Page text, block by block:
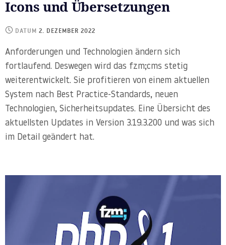
Icons und Übersetzungen
DATUM 2. DEZEMBER 2022
Anforderungen und Technologien ändern sich
fortlaufend. Deswegen wird das fzm;cms stetig
weiterentwickelt. Sie profitieren von einem aktuellen
System nach Best Practice-Standards, neuen
Technologien, Sicherheitsupdates. Eine Übersicht des
aktuellsten Updates in Version 3.19.3.200 und was sich
im Detail geändert hat.